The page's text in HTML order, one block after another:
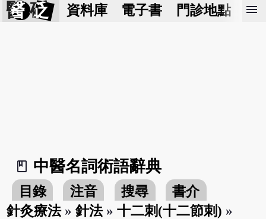
醫 砭 資料庫 電子書 門診地點 預
menu
book_2
中醫名詞術語辭典
目錄 注音 搜尋
書介
針灸療法»針法»十二刺(十二節刺) »